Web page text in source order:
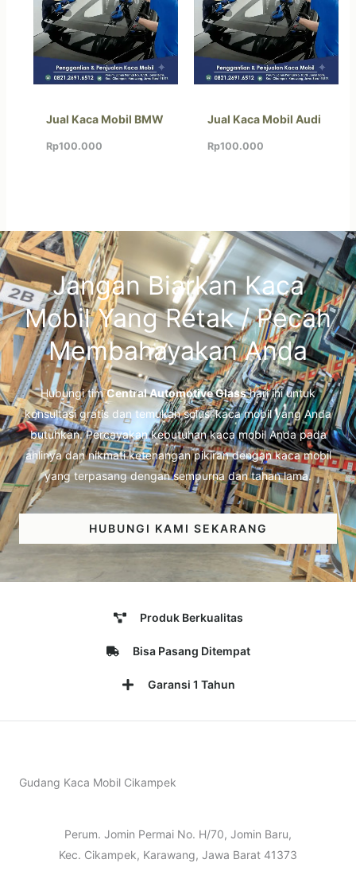
Jual Kaca Mobil BMW
Rp100.000
Jual Kaca Mobil Audi
Rp100.000
Jangan Biarkan Kaca
Mobil Yang Retak / Pecah
Membahayakan Anda
Hubungi timCentral Automotive Glasshari ini untuk
konsultasi gratis dan temukan solusi kaca mobil yang Anda
butuhkan. Percayakan kebutuhan kaca mobil Anda pada
ahlinya dan nikmati ketenangan pikiran dengan kaca mobil
yang terpasang dengan sempurna dan tahan lama.
HUBUNGI KAMI SEKARANG
Produk Berkualitas
Bisa Pasang Ditempat
Garansi 1 Tahun
Gudang Kaca Mobil Cikampek
Perum. Jomin Permai No. H/70, Jomin Baru,
Kec. Cikampek, Karawang, Jawa Barat 41373